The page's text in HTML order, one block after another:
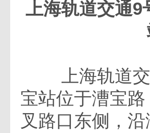
上海轨道交通9
上海轨道交
宝站位于漕宝
叉路口东侧，